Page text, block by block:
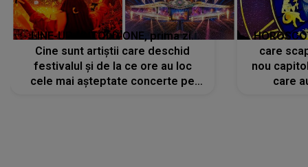
LINE-UP UNTOLD ONE, prima zi.
Cine sunt artiștii care deschid
festivalul și de la ce ore au loc
cele mai așteptate concerte pe
care
nou
care